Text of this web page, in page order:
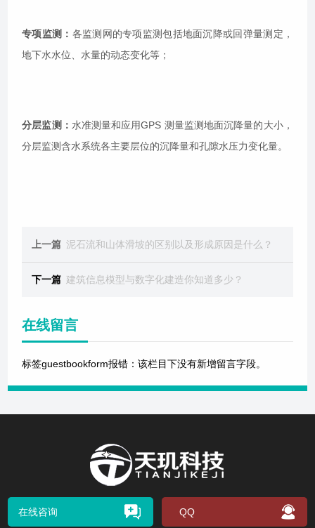
专项监测： 各监测网的专项监测包括地面沉降或回弹量测定，
地下水水位、水量的动态变化等；
分层监测： 水准测量和应用GPS 测量监测地面沉降量的大小，
分层监测含水系统各主要层位的沉降量和孔隙水压力变化量。
上一篇 泥石流和山体滑坡的区别以及形成原因是什么？
下一篇 建筑信息模型与数字化建造你知道多少？
在线留言
标签guestbookform报错：该栏目下没有新增留言字段。
在线咨询 QQ